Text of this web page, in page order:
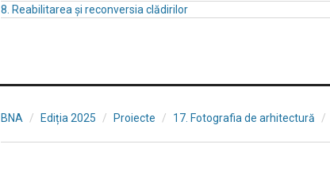
8. Reabilitarea și reconversia clădirilor
BNA Ediția 2025 Proiecte 17. Fotografia de arhitectură